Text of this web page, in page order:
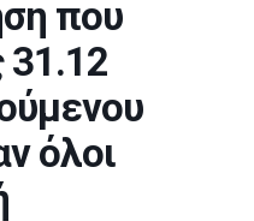
που
31.12
όλοι